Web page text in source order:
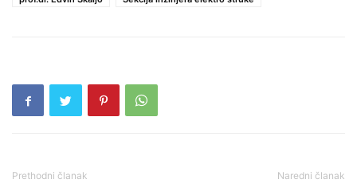
Prethodni članak Naredni članak